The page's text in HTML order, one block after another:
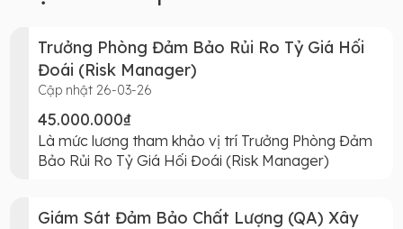
Trưởng Phòng Đảm Bảo Rủi Ro Tỷ Giá Hối
Đoái (Risk Manager)
Cập nhật 26-03-26
45.000.000₫
Là mức lương tham khảo vị trí Trưởng Phòng Đảm
Bảo Rủi Ro Tỷ Giá Hối Đoái (Risk Manager)
Giám Sát Đảm Bảo Chất Lượng (QA) Xây